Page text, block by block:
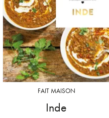
FAIT MAISON
Inde